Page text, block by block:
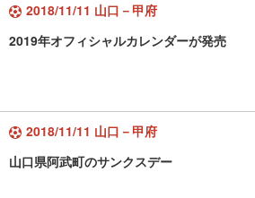
2018/11/11 山口－甲府
2019年オフィシャルカレンダーが発売
2018/11/11 山口－甲府
山口県阿武町のサンクスデー